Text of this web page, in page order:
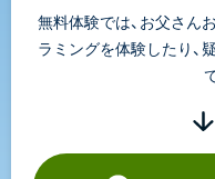
無料体験では、お父さん
ラミングを体験したり、